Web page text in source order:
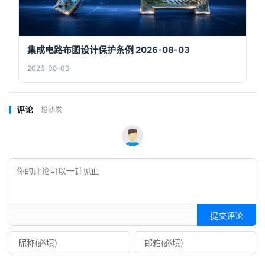
集成电路布图设计保护条例 2026-08-03
2026-08-03
评论 抢沙发
提交评论